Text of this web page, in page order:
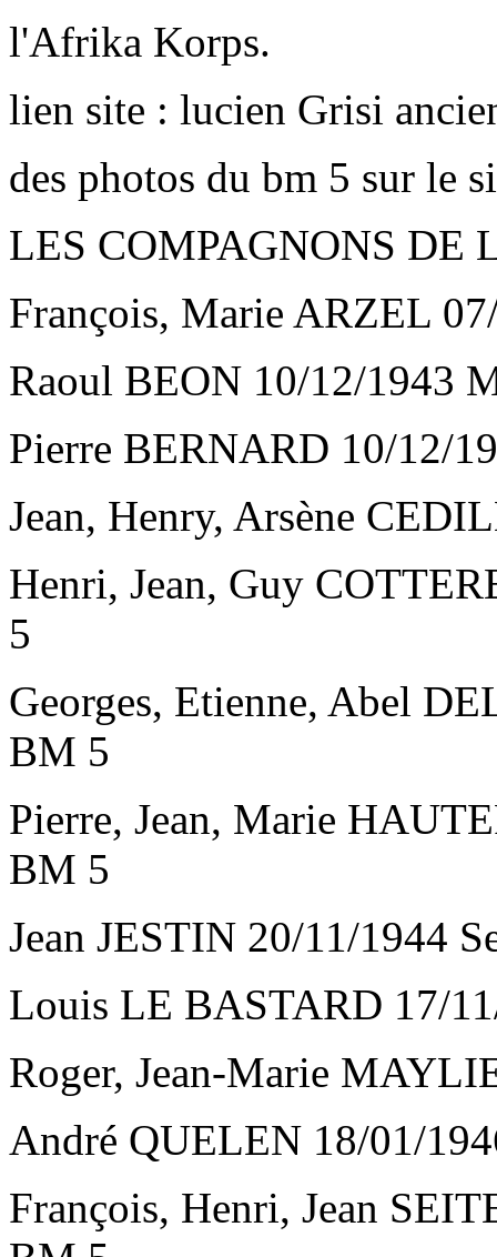
l'Afrika Korps.
lien site : lucien Grisi
des photos du bm 5 sur le
LES COMPAGNONS
François, Marie ARZEL
Raoul BEON 10/12/1943
Pierre BERNARD 10/12/
Jean, Henry, Arsène
Henri, Jean, Guy
5
Georges, Etienne, Abel
BM 5
Pierre, Jean, Marie
BM 5
Jean JESTIN 20/11/1944
Louis LE BASTARD 17/
Roger, Jean-Marie
André QUELEN 18/01/
François, Henri, Jean